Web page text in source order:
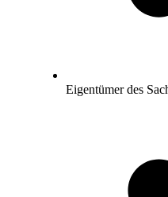
Eigentümer des